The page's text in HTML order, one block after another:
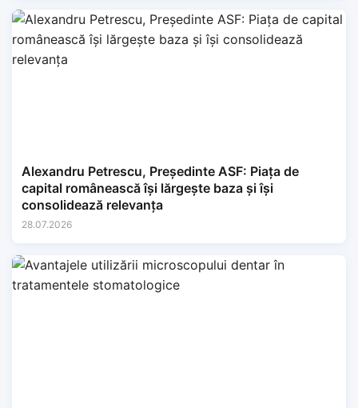
Alexandru Petrescu, Președinte ASF: Piața de
capital românească își lărgește baza și își
consolidează relevanța
28.07.2026